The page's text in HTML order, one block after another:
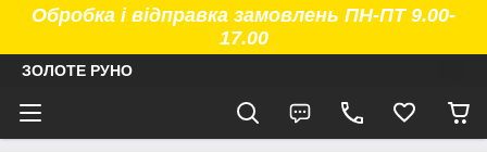
Обробка і відправка замовлень ПН-ПТ 9.00-
17.00
ЗОЛОТЕ РУНО